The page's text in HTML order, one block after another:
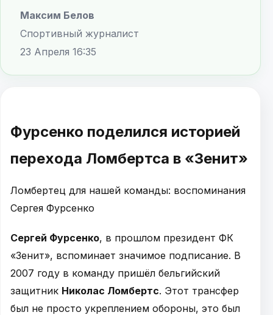
Максим Белов
Спортивный журналист
23 Апреля 16:35
Фурсенко поделился историей
перехода Ломбертса в «Зенит»
Ломбертец для нашей команды: воспоминания
Сергея Фурсенко
Сергей Фурсенко, в прошлом президент ФК
«Зенит», вспоминает значимое подписание. В
2007 году в команду пришёл бельгийский
защитник Николас Ломбертс. Этот трансфер
был не просто укреплением обороны, это был